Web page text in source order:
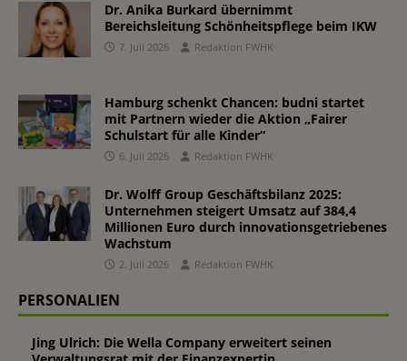
Dr. Anika Burkard übernimmt
Bereichsleitung Schönheitspflege beim IKW
7. Juli 2026 Redaktion FWHK
Hamburg schenkt Chancen: budni startet
mit Partnern wieder die Aktion „Fairer
Schulstart für alle Kinder“
6. Juli 2026 Redaktion FWHK
Dr. Wolff Group Geschäftsbilanz 2025:
Unternehmen steigert Umsatz auf 384,4
Millionen Euro durch innovationsgetriebenes
Wachstum
2. Juli 2026 Redaktion FWHK
PERSONALIEN
Jing Ulrich: Die Wella Company erweitert seinen